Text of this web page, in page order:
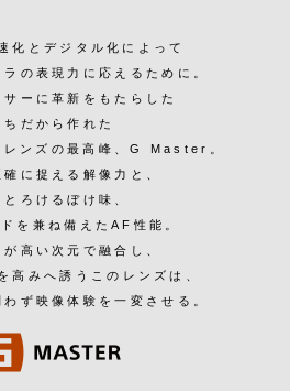
化とデジタル化によって
の表現力に応えるために。
ーに革新をもたらした
ちだから作れた
レンズの最高峰、G Master。
に捉える解像力と、
とろけるぼけ味、
を兼ね備えたAF性能。
高い次元で融合し、
高みへ誘うこのレンズは、
ず映像体験を一変させる。